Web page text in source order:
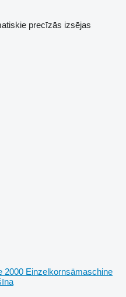
precīzās izsējas
2000 Einzelkornsämaschine